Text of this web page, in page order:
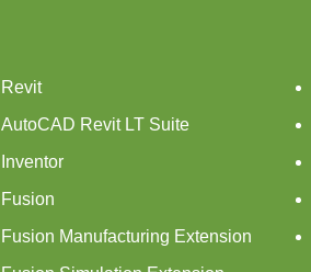
Revit
AutoCAD Revit LT Suite
Inventor
Fusion
Fusion Manufacturing Extension